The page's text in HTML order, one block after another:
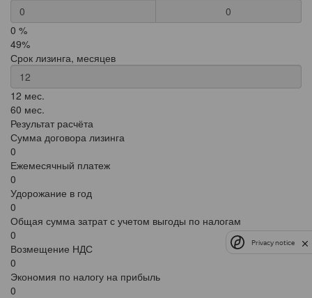
0
0 %
49%
Срок лизинга, месяцев
12 мес.
60 мес.
Результат расчёта
Сумма договора лизинга
0
Ежемесячный платеж
0
Удорожание в год
0
Общая сумма затрат с учетом выгоды по налогам
0
Возмещение НДС
0
Экономия по налогу на прибыль
0
Privacy notice